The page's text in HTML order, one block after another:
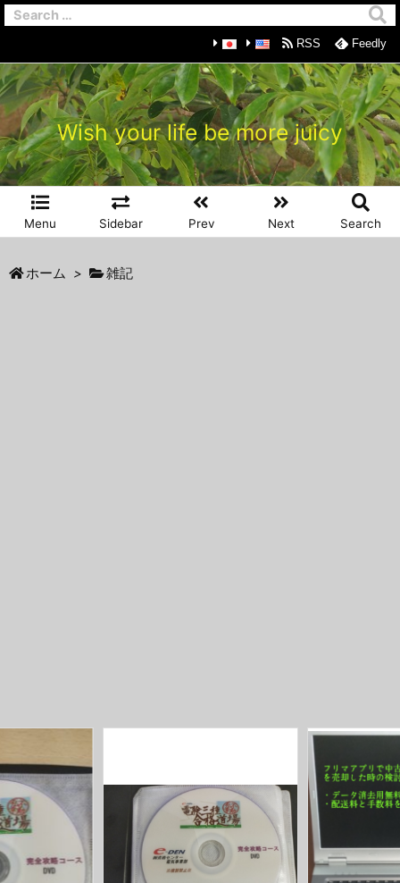
Wish your life be more juicy
Menu Sidebar Prev Next Search
RSS Feedly
ホーム > 雑記